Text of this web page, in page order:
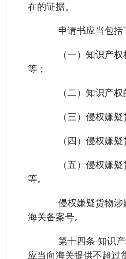
在的证据。
申请书应当包括
（一）知识产权
等；
（二）知识产权
（三）侵权嫌疑
（四）侵权嫌疑
（五）侵权嫌疑
等。
侵权嫌疑货物涉
海关备案号。
第十四条 知识产
应当向海关提供不超过